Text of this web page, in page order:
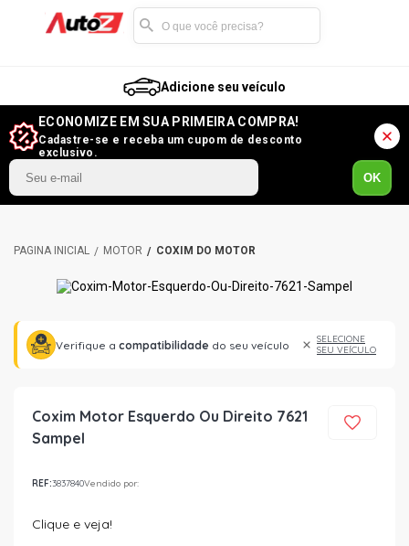
Adicione seu veículo
ECONOMIZE EM SUA PRIMEIRA COMPRA!
Cadastre-se e receba um cupom de desconto
exclusivo.
OK
MOTOR COXIM DO MOTOR
Verifique a compatibilidade do seu veículo
SELECIONE
SEU VEÍCULO
Coxim Motor Esquerdo Ou Direito 7621
Sampel
REF:3837840Vendido por:
Clique e veja!